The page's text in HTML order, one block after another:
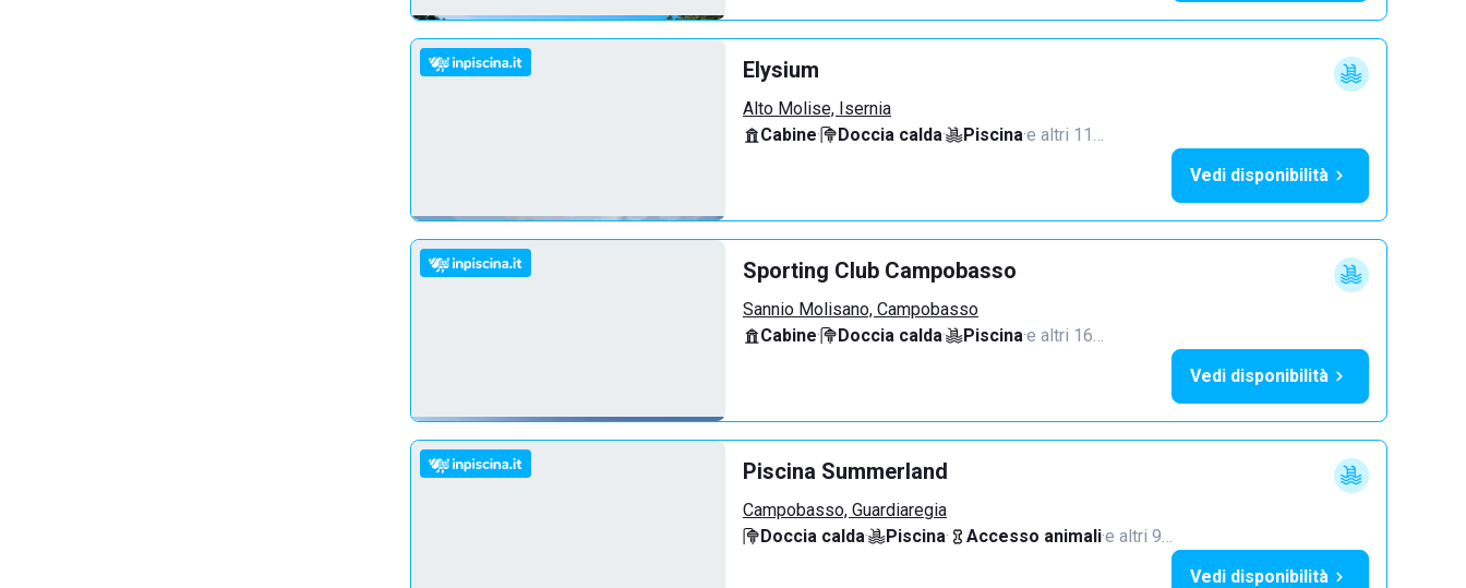
Elysium
Alto Molise, Isernia
Cabine· Doccia calda· Piscina·e altri 11…
Vedi disponibilità
Sporting Club Campobasso
Sannio Molisano, Campobasso
Cabine· Doccia calda· Piscina·e altri 16…
Vedi disponibilità
Piscina Summerland
Campobasso, Guardiaregia
Doccia calda· Piscina· Accesso animali·e altri 9…
Vedi disponibilità